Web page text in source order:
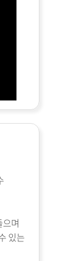
며
있는